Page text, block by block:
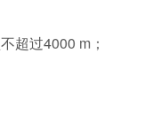
超过4000 m；